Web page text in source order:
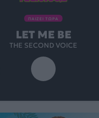
ΠΑΙΖΕΙ ΤΩΡΑ
LET ME BE
THE SECOND VOICE